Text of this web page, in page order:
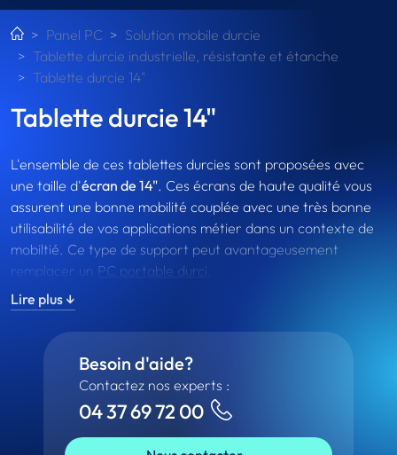
Panel PC
Solution mobile durcie
Tablette durcie industrielle, résistante et étanche
Tablette durcie 14"
Tablette durcie 14"
L'ensemble de ces tablettes durcies sont proposées avec
une taille d'écran de 14". Ces écrans de haute qualité vous
assurent une bonne mobilité couplée avec une très bonne
utilisabilité de vos applications métier dans un contexte de
mobiltié. Ce type de support peut avantageusement
remplacer un PC portable durci
De très haute qualité, ces tablettes répondent à de
nombreux usages professionnels.
Lire plus ↓
Besoin d'aide?
Contactez nos experts :
04 37 69 72 00